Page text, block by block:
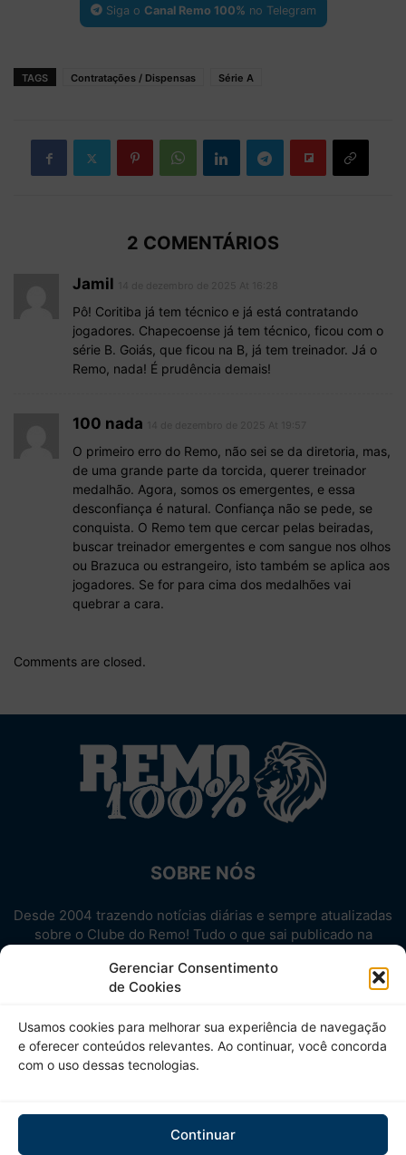
Gerenciar Consentimento
de Cookies
Usamos cookies para melhorar sua experiência de navegação
e oferecer conteúdos relevantes. Ao continuar, você concorda
com o uso dessas tecnologias.
Continuar
Siga o Canal Remo 100% no Telegram
TAGS Contratações / Dispensas Série A
2 COMENTÁRIOS
Jamil
Pô! Coritiba já tem técnico e já está contratando
jogadores. Chapecoense já tem técnico, ficou com o
série B. Goiás, que ficou na B, já tem treinador. Já o
Remo, nada! É prudência demais!
100 nada
O primeiro erro do Remo, não sei se da diretoria, mas,
de uma grande parte da torcida, querer treinador
medalhão. Agora, somos os emergentes, e essa
desconfiança é natural. Confiança não se pede, se
conquista. O Remo tem que cercar pelas beiradas,
buscar treinador emergentes e com sangue nos olhos
ou Brazuca ou estrangeiro, isto também se aplica aos
jogadores. Se for para cima dos medalhões vai
quebrar a cara.
Comments are closed.
SOBRE NÓS
Desde 2004 trazendo notícias diárias e sempre atualizadas
sobre o Clube do Remo! Tudo o que sai publicado na
Aproveite! Site não-oficial.
SIGA-NOS